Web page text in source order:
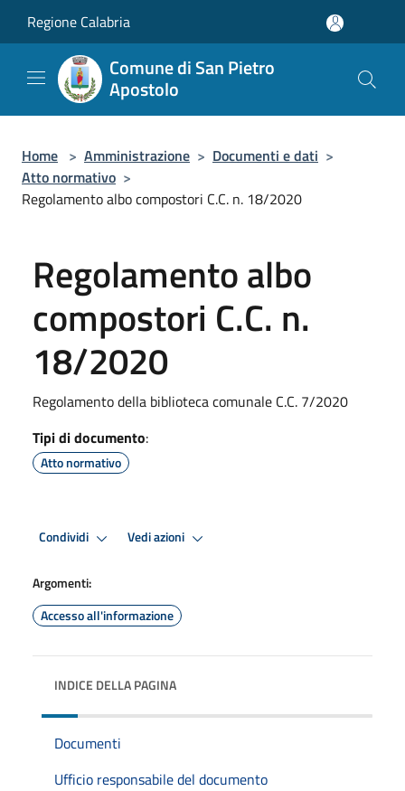
Regione Calabria
Comune di San Pietro
Apostolo
Home > Amministrazione > Documenti e dati >
Atto normativo >
Regolamento albo compostori C.C. n. 18/2020
Regolamento albo
compostori C.C. n.
18/2020
Regolamento della biblioteca comunale C.C. 7/2020
Tipi di documento:
Atto normativo
Condividi Vedi azioni
Argomenti:
Accesso all'informazione
INDICE DELLA PAGINA
Documenti
Ufficio responsabile del documento